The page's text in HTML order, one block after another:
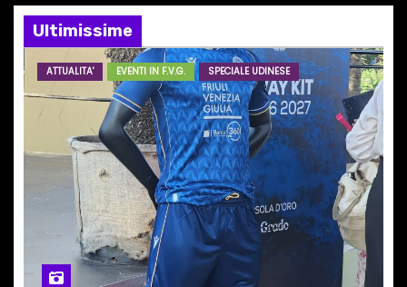
n
e
a
t
Ultimissime
ATTUALITA' EVENTI IN F.V.G. SPECIALE UDINESE